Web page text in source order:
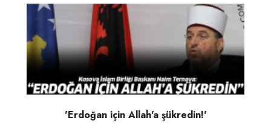
'Erdoğan için Allah'a şükredin!'